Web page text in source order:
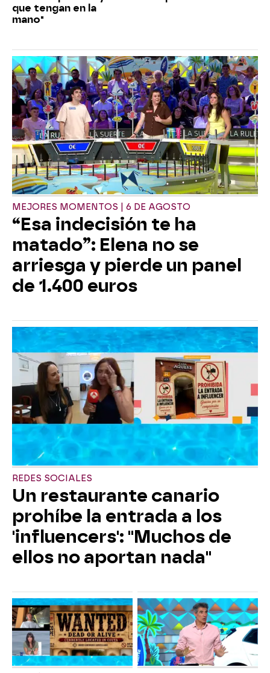
que tengan en la
mano"
MEJORES MOMENTOS | 6 DE AGOSTO
“Esa indecisión te ha
matado”: Elena no se
arriesga y pierde un panel
de 1.400 euros
REDES SOCIALES
Un restaurante canario
prohíbe la entrada a los
'influencers': "Muchos de
ellos no aportan nada"